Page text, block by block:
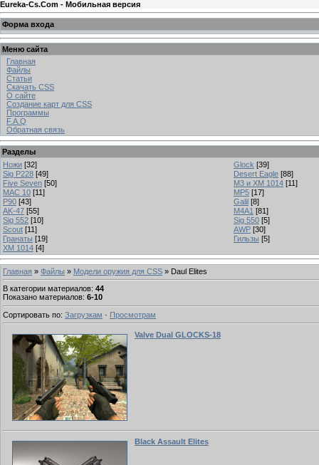
Eureka-Cs.Com - Мобильная версия
Форма входа
Меню сайта
Главная
Файлы
Статьи
Скачать CSS
О сайте
Создание карт для CSS
Программы
F.A.Q
Обратная связь
Разделы
Ножи [32] Glock [39]
Sig P228 [49] Desert Eagle [88]
Five Seven [50] M3 и XM 1014 [11]
MAC 10 [11] MP5 [17]
P90 [43] Galil [8]
AK-47 [55] M4A1 [81]
Sig 552 [10] Sig 550 [5]
Scout [11] AWP [30]
Гранаты [19] Гильзы [5]
XM 1014 [4]
Главная » Файлы » Модели оружия для CSS » Daul Elites
В категории материалов: 44
Показано материалов: 6-10
Сортировать по: Загрузкам · Просмотрам
Valve Dual GLOCKS-18
Black Assault Elites